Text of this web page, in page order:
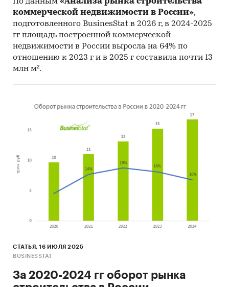
исследований может быть обновлено,
дополнено, расширено.
Категории: Строительство и недвижимость
Россия / Южный федеральный округ
/
Волгоградская область
коммерческой недвижимости в России»,
подготовленного BusinesStat в 2026 г, в 2024-2025
гг площадь построенной коммерческой
недвижимости в России выросла на 64% по
отношению к 2023 г и в 2025 г составила почти 13
млн м².
СТАТЬЯ, 16 ИЮЛЯ 2025
BUSINESSTAT
За 2020-2024 гг оборот рынка